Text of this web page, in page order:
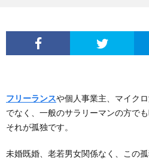
フリーランスや個人事業主、マイク
でなく、一般のサラリーマンの方でも
それが孤独です。
未婚既婚、老若男女関係なく、この